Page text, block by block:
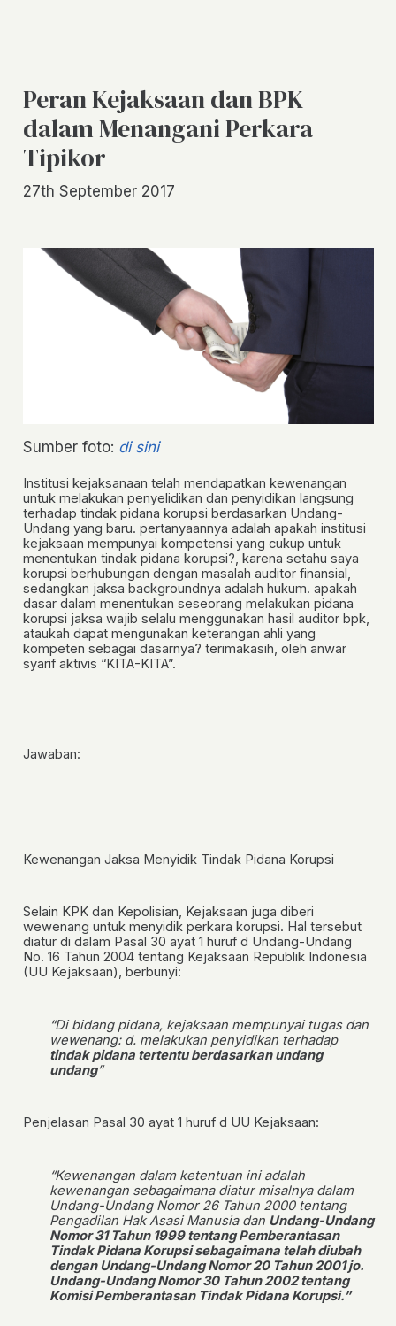
Peran Kejaksaan dan BPK
dalam Menangani Perkara
Tipikor
27th September 2017
Sumber foto: di sini
Institusi kejaksanaan telah mendapatkan kewenangan
untuk melakukan penyelidikan dan penyidikan langsung
terhadap tindak pidana korupsi berdasarkan Undang-
Undang yang baru. pertanyaannya adalah apakah institusi
kejaksaan mempunyai kompetensi yang cukup untuk
menentukan tindak pidana korupsi?, karena setahu saya
korupsi berhubungan dengan masalah auditor finansial,
sedangkan jaksa backgroundnya adalah hukum. apakah
dasar dalam menentukan seseorang melakukan pidana
korupsi jaksa wajib selalu menggunakan hasil auditor bpk,
ataukah dapat mengunakan keterangan ahli yang
kompeten sebagai dasarnya? terimakasih, oleh anwar
syarif aktivis “KITA-KITA”.
Jawaban:
Kewenangan Jaksa Menyidik Tindak Pidana Korupsi
Selain KPK dan Kepolisian, Kejaksaan juga diberi
wewenang untuk menyidik perkara korupsi. Hal tersebut
diatur di dalam Pasal 30 ayat 1 huruf d Undang-Undang
No. 16 Tahun 2004 tentang Kejaksaan Republik Indonesia
(UU Kejaksaan), berbunyi:
“Di bidang pidana, kejaksaan mempunyai tugas dan
wewenang: d. melakukan penyidikan terhadap
tindak pidana tertentu berdasarkan undang
undang”
Penjelasan Pasal 30 ayat 1 huruf d UU Kejaksaan:
“Kewenangan dalam ketentuan ini adalah
kewenangan sebagaimana diatur misalnya dalam
Undang-Undang Nomor 26 Tahun 2000 tentang
Pengadilan Hak Asasi Manusia dan Undang-Undang
Nomor 31 Tahun 1999 tentang Pemberantasan
Tindak Pidana Korupsi sebagaimana telah diubah
dengan Undang-Undang Nomor 20 Tahun 2001 jo.
Undang-Undang Nomor 30 Tahun 2002 tentang
Komisi Pemberantasan Tindak Pidana Korupsi.”